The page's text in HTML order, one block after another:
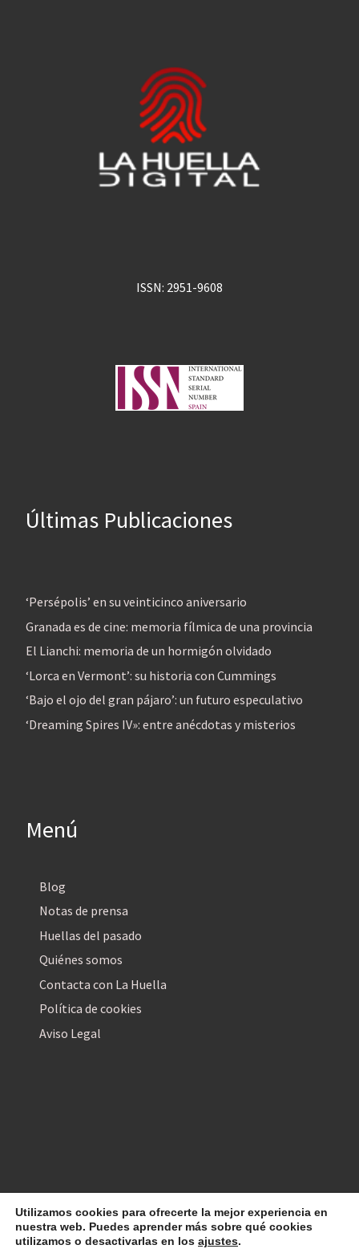
ISSN: 2951-9608
Últimas Publicaciones
‘Persépolis’ en su veinticinco aniversario
Granada es de cine: memoria fílmica de una provincia
El Lianchi: memoria de un hormigón olvidado
‘Lorca en Vermont’: su historia con Cummings
‘Bajo el ojo del gran pájaro’: un futuro especulativo
‘Dreaming Spires IV»: entre anécdotas y misterios
Menú
Blog
Notas de prensa
Huellas del pasado
Quiénes somos
Contacta con La Huella
Política de cookies
Aviso Legal
© 2026La Huella Digital– Todos los derechos reservados
Utilizamos cookies para ofrecerte la mejor experiencia en
nuestra web. Puedes aprender más sobre qué cookies
utilizamos o desactivarlas en los ajustes.